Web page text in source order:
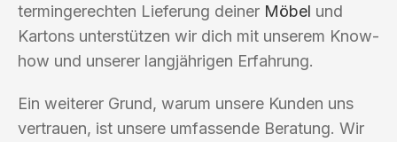
termingerechten Lieferung deiner Möbel und
Kartons unterstützen wir dich mit unserem Know-
how und unserer langjährigen Erfahrung.
Ein weiterer Grund, warum unsere Kunden uns
vertrauen, ist unsere umfassende Beratung. Wir